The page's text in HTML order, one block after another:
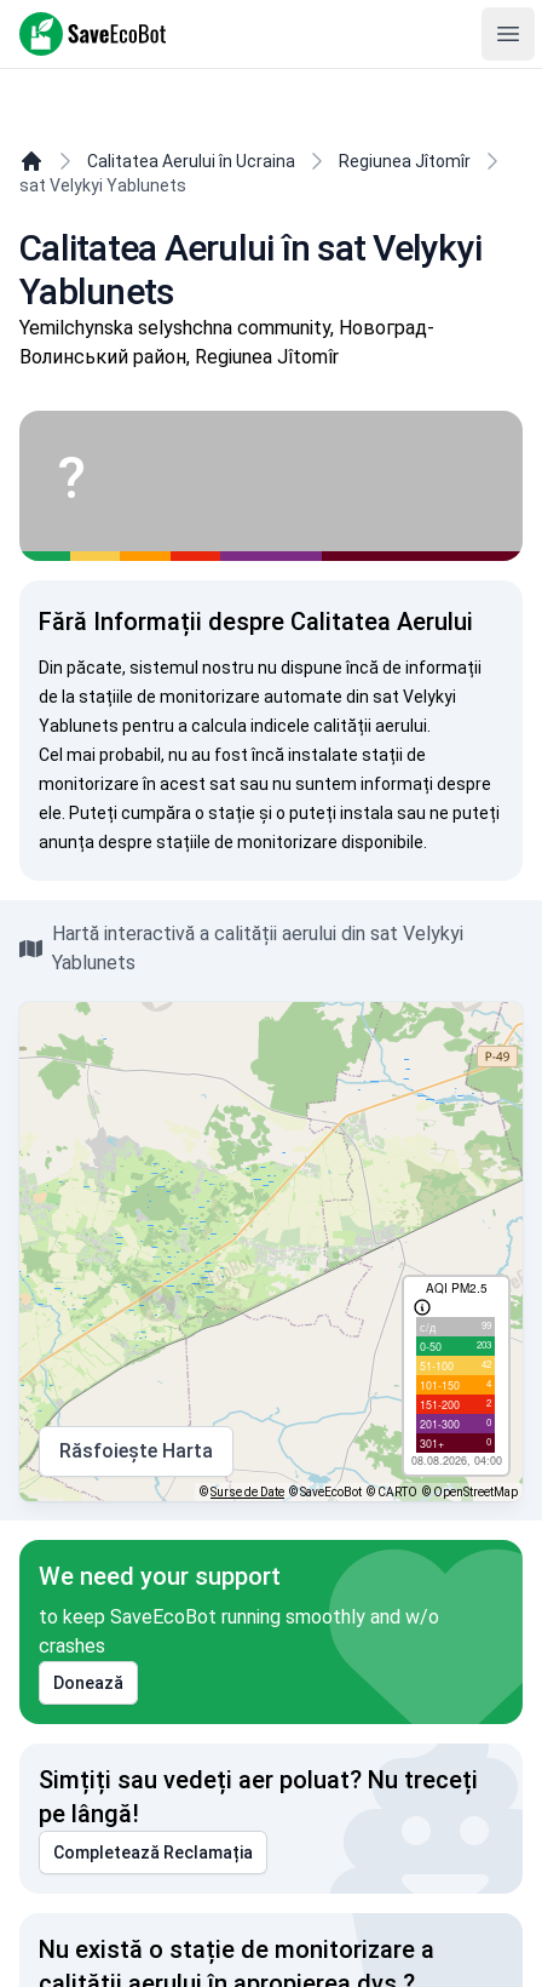
SaveEcoBot
Calitatea Aerului în Ucraina
Regiunea Jîtomîr
sat Velykyi Yablunets
Calitatea Aerului în sat Velykyi
Yablunets
Yemilchynska selyshchna community, Новоград-
Волинський район, Regiunea Jîtomîr
?
Fără Informații despre Calitatea Aerului
Din păcate, sistemul nostru nu dispune încă de informații
de la stațiile de monitorizare automate din sat Velykyi
Yablunets pentru a calcula indicele calității aerului.
Cel mai probabil, nu au fost încă instalate stații de
monitorizare în acest sat sau nu suntem informați despre
ele. Puteți cumpăra o stație și o puteți instala sau ne puteți
anunța despre stațiile de monitorizare disponibile.
Hartă interactivă a calității aerului din sat Velykyi
Yablunets
AQI PM2.5
с/д 99
0-50 203
51-100 42
101-150 4
151-200 2
201-300 0
301+ 0
08.08.2026, 04:00
Răsfoiește Harta
©Surse de Date © SaveEcoBot © CARTO © OpenStreetMap
We need your support
to keep SaveEcoBot running smoothly and w/o
crashes
Donează
Simțiți sau vedeți aer poluat? Nu treceți
pe lângă!
Completează Reclamația
Nu există o stație de monitorizare a